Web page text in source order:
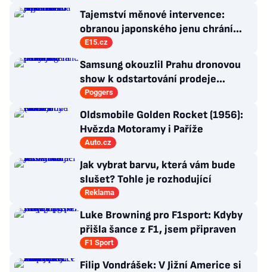
politiky?
Tajemství měnové intervence:
obranou japonského jenu chrání
Amerika hlavně sama sebe
E15.cz
Samsung okouzlil Prahu dronovou
show k odstartování prodeje
nových produktů
Poggers
Oldsmobile Golden Rocket (1956):
Hvězda Motoramy i Paříže
Auto.cz
Jak vybrat barvu, která vám bude
slušet? Tohle je rozhodující
Reklama
Luke Browning pro F1sport: Kdyby
přišla šance z F1, jsem připraven
F1 Sport
Filip Vondrášek: V Jižní Americe si